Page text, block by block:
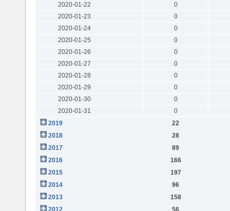
2020-01-22
0
2020-01-23
0
2020-01-24
0
2020-01-25
0
2020-01-26
0
2020-01-27
0
2020-01-28
0
2020-01-29
0
2020-01-30
0
2020-01-31
0
2019
22
2018
28
2017
89
2016
166
2015
197
2014
96
2013
158
2012
56